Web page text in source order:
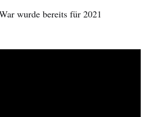
wurde bereits für 2021